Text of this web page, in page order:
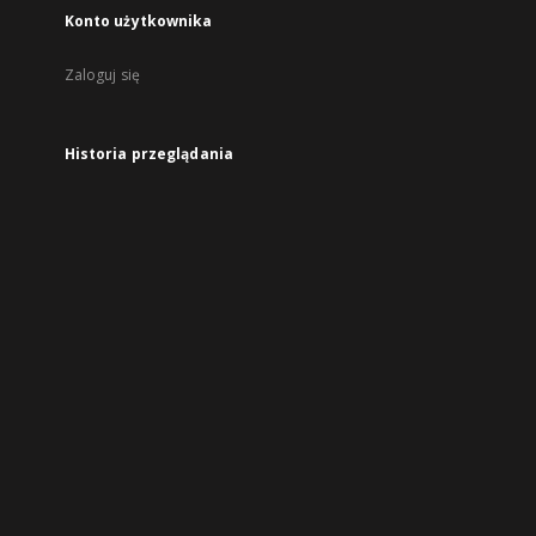
Konto użytkownika
Zaloguj się
Historia przeglądania